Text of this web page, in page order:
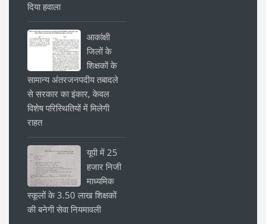
दिया हवाला
आकांक्षी
जिलों के
शिक्षकों के
सामान्य अंतरजनपदीय तबादले
से सरकार का इंकार, केवल
विशेष परिस्थितियों में मिलेगी
राहत
यूपी में 25
हजार निजी
माध्यमिक
स्कूलों के 3.50 लाख शिक्षकों
की बनेगी सेवा नियमावली